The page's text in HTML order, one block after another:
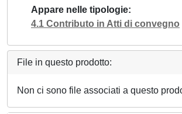
Appare nelle tipologie
4.1 Contributo in Atti di convegno
File in questo prodotto:
Non ci sono file associati a questo